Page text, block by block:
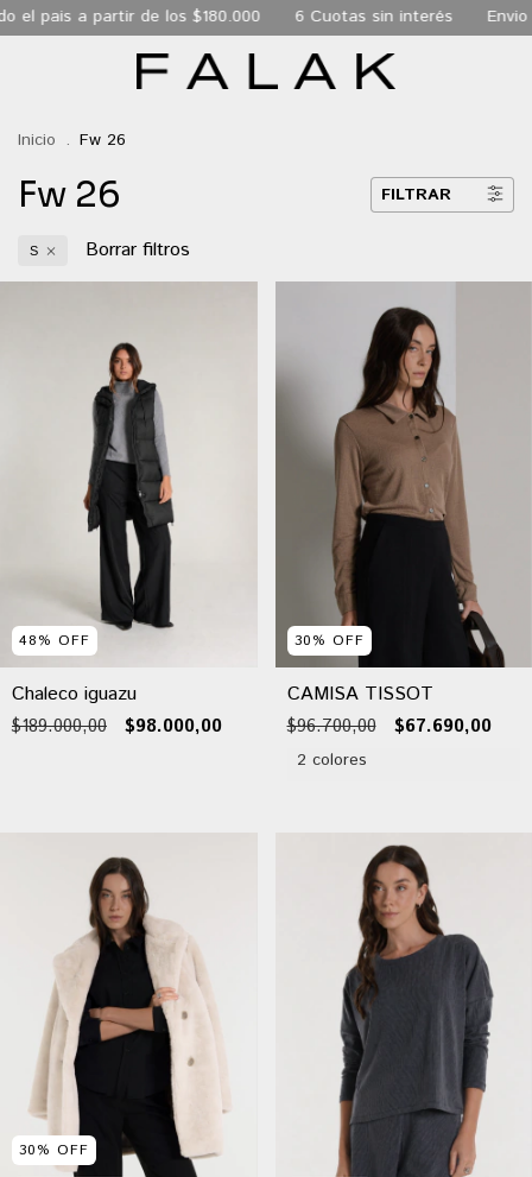
pais a partir de los $180.000 6 Cuotas sin interés Envio
Inicio . Fw 26
Fw 26 FILTRAR
S Borrar filtros
48% OFF
Chaleco iguazu
$189.000,00 $98.000,00
30% OFF
CAMISA TISSOT
$96.700,00 $67.690,00
2 colores
30% OFF